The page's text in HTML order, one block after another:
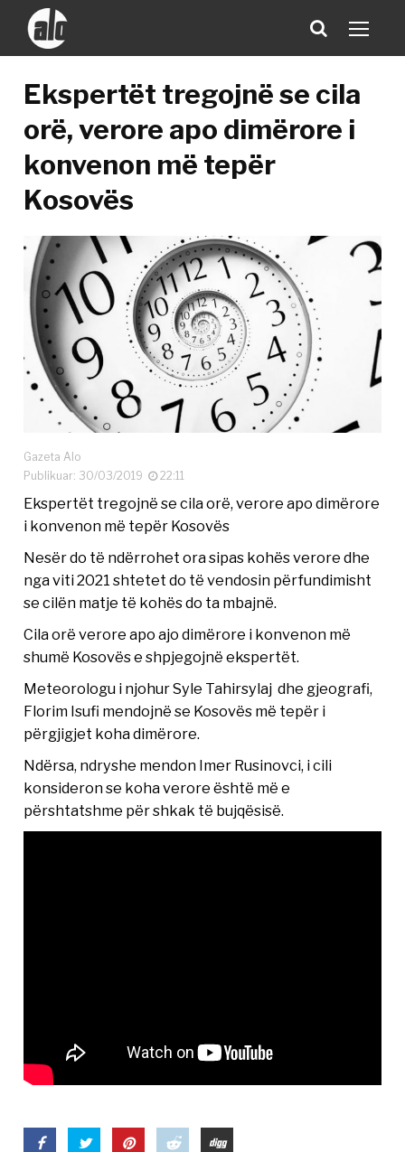
Ekspertët tregojnë se cila
orë, verore apo dimërore i
konvenon më tepër
Kosovës
Gazeta Alo
Publikuar: 30/03/2019
22:11
Ekspertët tregojnë se cila orë, verore apo dimërore
i konvenon më tepër Kosovës
Nesër do të ndërrohet ora sipas kohës verore dhe
nga viti 2021 shtetet do të vendosin përfundimisht
se cilën matje të kohës do ta mbajnë.
Cila orë verore apo ajo dimërore i konvenon më
shumë Kosovës e shpjegojnë ekspertët.
Meteorologu i njohur Syle Tahirsylaj dhe gjeografi,
Florim Isufi mendojnë se Kosovës më tepër i
përgjigjet koha dimërore.
Ndërsa, ndryshe mendon Imer Rusinovci, i cili
konsideron se koha verore është më e
përshtatshme për shkak të bujqësisë.